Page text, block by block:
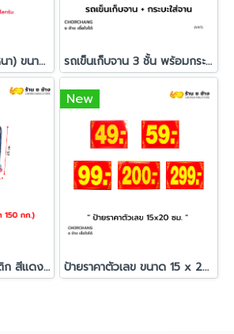
พาเลทพลาสติก (รุ่นหนา) ขนาด 100x120x15 cm. รถเข็นเก็บจาน 3 ชั้น พร้อมกระบะใส่ภาชนะ
รถเข็นพื้นเรียบพลาสติก สีแดง ขนาด 56 X 80 X 85 cm.
New
ป้ายราคาตัวเลข ขนาด 15 x 20 ซม.